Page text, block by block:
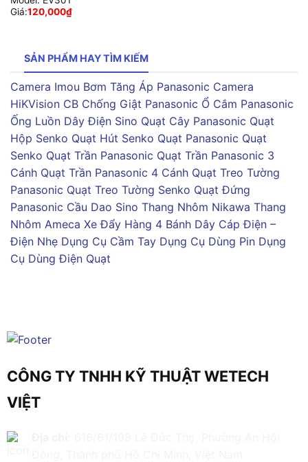
Giá:120,000₫
SẢN PHẨM HAY TÌM KIẾM
Camera Imou Bơm Tăng Áp Panasonic Camera
HiKVision CB Chống Giật Panasonic Ổ Cắm Panasonic
Ống Luồn Dây Điện Sino Quạt Cây Panasonic Quạt
Hộp Senko Quạt Hút Senko Quạt Panasonic Quạt
Senko Quạt Trần Panasonic Quạt Trần Panasonic 3
Cánh Quạt Trần Panasonic 4 Cánh Quạt Treo Tường
Panasonic Quạt Treo Tường Senko Quạt Đứng
Panasonic Cầu Dao Sino Thang Nhôm Nikawa Thang
Nhôm Ameca Xe Đẩy Hàng 4 Bánh Dây Cáp Điện –
Điện Nhẹ Dụng Cụ Cầm Tay Dụng Cụ Dùng Pin Dụng
Cụ Dùng Điện Quạt
CÔNG TY TNHH KỸ THUẬT WETECH
VIỆT